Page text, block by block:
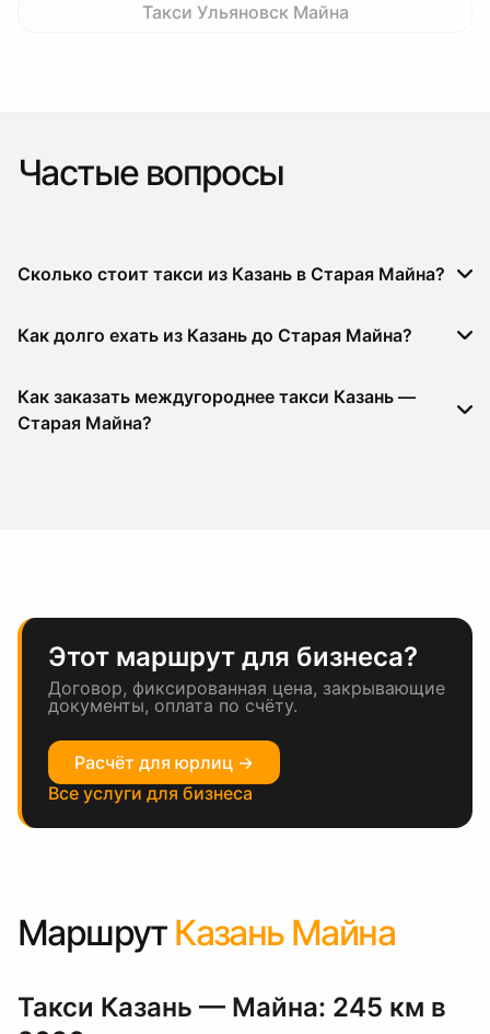
Такси Ульяновск Майна
Частые вопросы
Сколько стоит такси из Казань в Старая Майна?
Как долго ехать из Казань до Старая Майна?
Как заказать междугороднее такси Казань —
Старая Майна?
Этот маршрут для бизнеса?
Договор, фиксированная цена, закрывающие
документы, оплата по счёту.
Расчёт для юрлиц →
Все услуги для бизнеса
Маршрут Казань Майна
Такси Казань — Майна: 245 км в